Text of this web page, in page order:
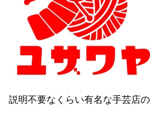
説明不要なくらい有名な手芸店